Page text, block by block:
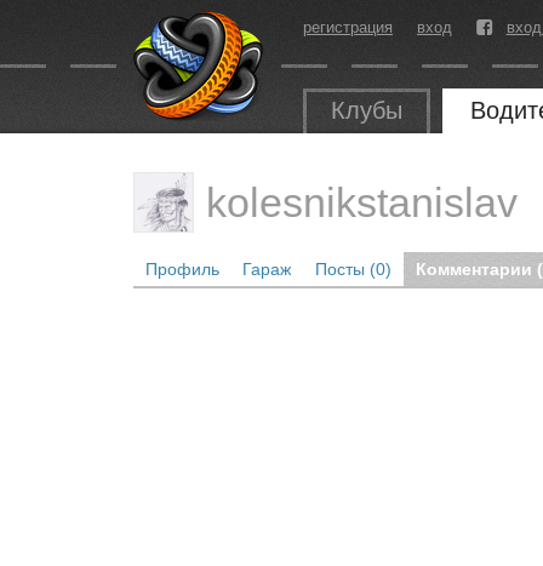
регистрация вход
Клубы
kolesnikstanislav
Профиль Гараж Посты (0) Комментарии